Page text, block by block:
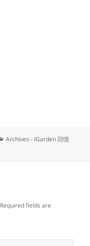
Categories
Archives - iGarden 回憶
Required fields are